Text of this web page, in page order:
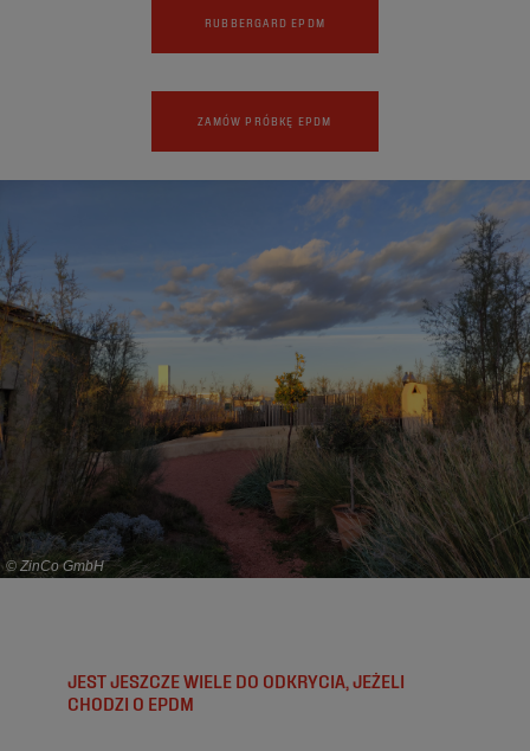
RUBBERGARD EPDM
ZAMÓW PRÓBKĘ EPDM
© ZinCo GmbH
JEST JESZCZE WIELE DO ODKRYCIA, JEŻELI
CHODZI O EPDM